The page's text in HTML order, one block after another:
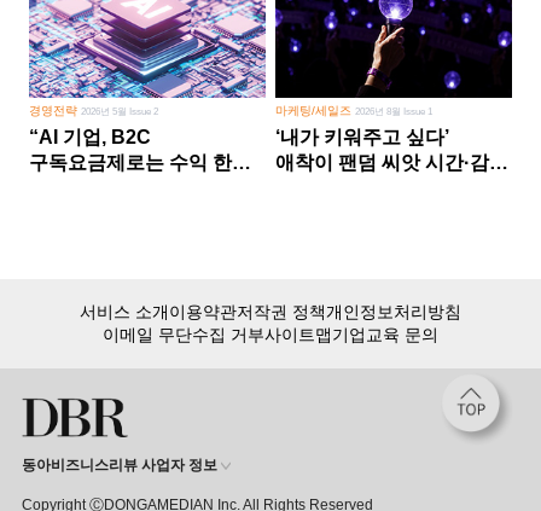
경영전략 2026년 5월 Issue 2
“AI 기업, B2C
구독요금제로는 수익 한계
마케팅/세일즈 2026년 8월 Issue 1
‘내가 키워주고 싶다’
애착이 팬덤 씨앗 시간·감정
서비스 소개이용약관저작권 정책개인정보처리방침
이메일 무단수집 거부사이트맵기업교육 문의
동아비즈니스리뷰 사업자 정보
Copyright ⒸDONGAMEDIAN Inc. All Rights Reserved